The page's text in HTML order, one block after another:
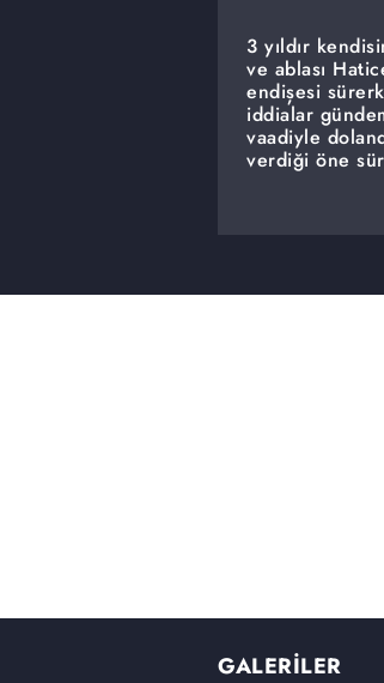
3 yıldır
ve ablası
endişesi
iddialar
vaadiyle
verdiği öne
Poyraz,
GALERİLER